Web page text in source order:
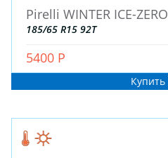
Pirelli WINTER ICE-ZERO
185/65 R15 92T
5400 Р
Купить